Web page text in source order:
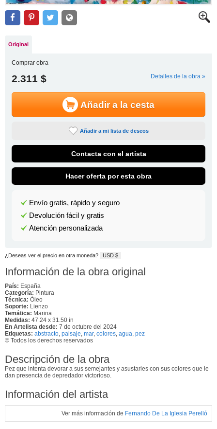
Original
Comprar obra
2.311 $ Detalles de la obra »
Añadir a la cesta
Añadir a mi lista de deseos
Contacta con el artista
Hacer oferta por esta obra
Envío gratis, rápido y seguro
Devolución fácil y gratis
Atención personalizada
¿Deseas ver el precio en otra moneda? USD $
Información de la obra original
País: España
Categoría: Pintura
Técnica: Óleo
Soporte: Lienzo
Temática: Marina
Medidas: 47.24 x 31.50 in
En Artelista desde: 7 de octubre del 2024
Etiquetas: abstracto, paisaje, mar, colores, agua, pez
© Todos los derechos reservados
Descripción de la obra
Pez que intenta devorar a sus semejantes y asustarles con sus colores que le
dan presencia de depredador victorioso.
Información del artista
Ver más información de Fernando De La Iglesia Perelló